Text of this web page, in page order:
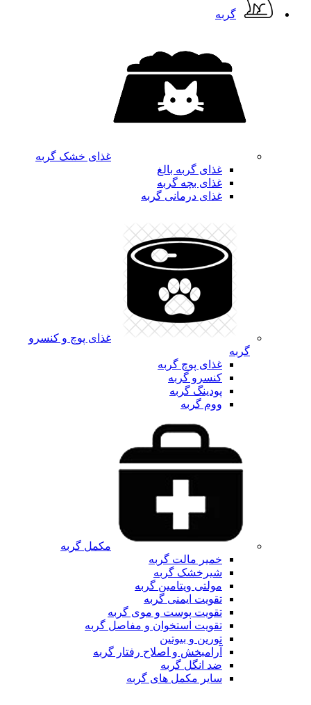
گربه
غذای خشک گربه
غذای گربه بالغ
غذای بچه گربه
غذای درمانی گربه
غذای پوچ و کنسرو
گربه
غذای پوچ گربه
کنسرو گربه
پودینگ گربه
ووم گربه
مکمل گربه
خمیر مالت گربه
شیرخشک گربه
مولتی ویتامین گربه
تقویت ایمنی گربه
تقویت پوست و موی گربه
تقویت استخوان و مفاصل گربه
تورین و بیوتین
آرامبخش و اصلاح رفتار گربه
ضد انگل گربه
سایر مکمل های گربه